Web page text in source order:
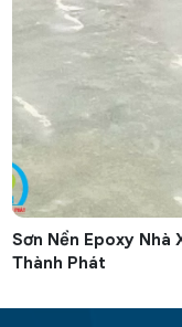
Sơn Nền Epoxy Nhà
Thành Phát